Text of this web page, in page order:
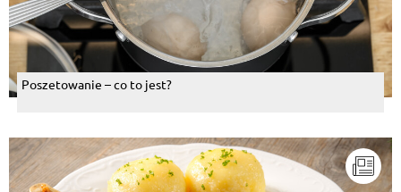
Poszetowanie – co to jest?